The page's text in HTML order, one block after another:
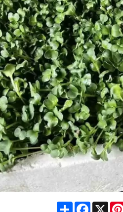
Share Facebook
X